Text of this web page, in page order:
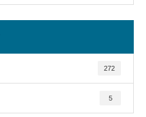
272
5